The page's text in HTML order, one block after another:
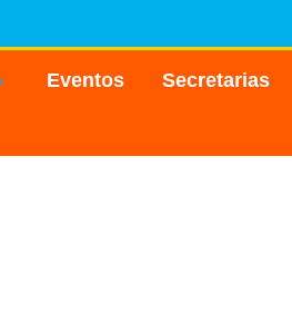
Eventos Secretarias